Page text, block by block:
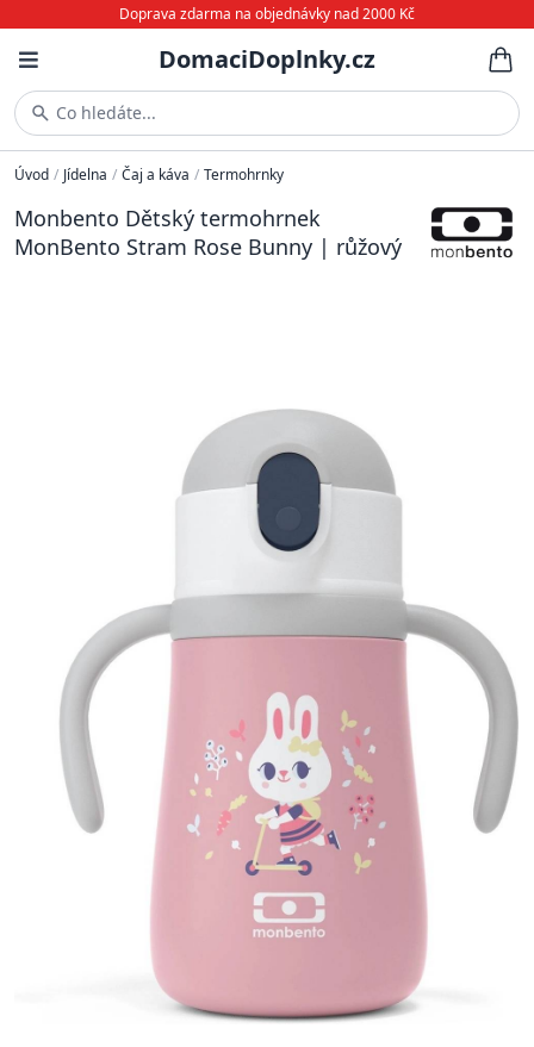
Doprava zdarma na objednávky nad 2000 Kč
DomaciDoplnky.cz
Co hledáte...
Úvod / Jídelna / Čaj a káva / Termohrnky
Monbento Dětský termohrnek
MonBento Stram Rose Bunny | růžový